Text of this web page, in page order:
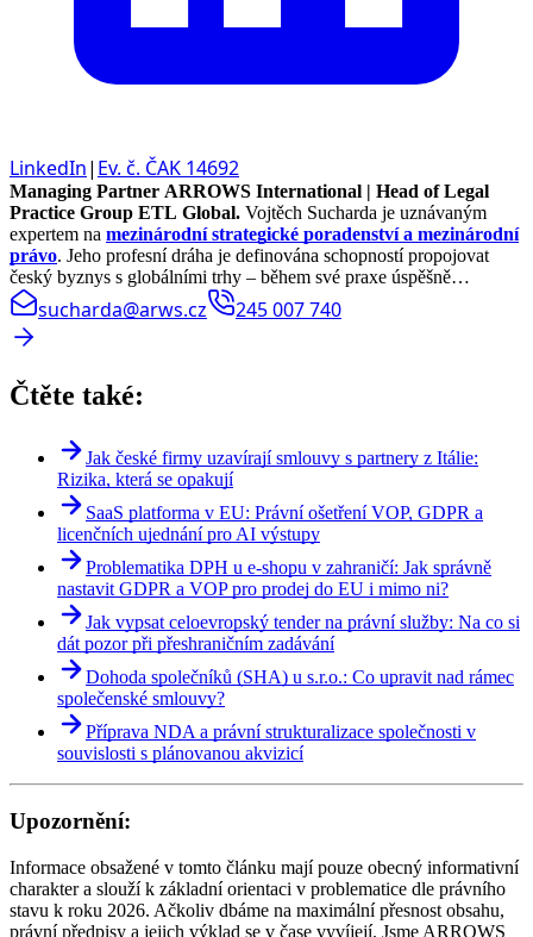
LinkedIn| Ev. č. ČAK 14692
Managing Partner ARROWS International | Head of Legal
Practice Group ETL Global. Vojtěch Sucharda je uznávaným
expertem na mezinárodní strategické poradenství a mezinárodní
právo. Jeho profesní dráha je definována schopností propojovat
český byznys s globálními trhy – během své praxe úspěšně
realizoval právní projekty a koordinoval spolupráci ve více než 70
zemích světa.
sucharda@arws.cz 245 007 740
Čtěte také:
Jak české firmy uzavírají smlouvy s partnery z Itálie:
Rizika, která se opakují
SaaS platforma v EU: Právní ošetření VOP, GDPR a
licenčních ujednání pro AI výstupy
Problematika DPH u e-shopu v zahraničí: Jak správně
nastavit GDPR a VOP pro prodej do EU i mimo ni?
Jak vypsat celoevropský tender na právní služby: Na co si
dát pozor při přeshraničním zadávání
Dohoda společníků (SHA) u s.r.o.: Co upravit nad rámec
společenské smlouvy?
Příprava NDA a právní strukturalizace společnosti v
souvislosti s plánovanou akvizicí
Upozornění:
Informace obsažené v tomto článku mají pouze obecný informativní
charakter a slouží k základní orientaci v problematice dle právního
stavu k roku 2026. Ačkoliv dbáme na maximální přesnost obsahu,
právní předpisy a jejich výklad se v čase vyvíjejí. Jsme ARROWS